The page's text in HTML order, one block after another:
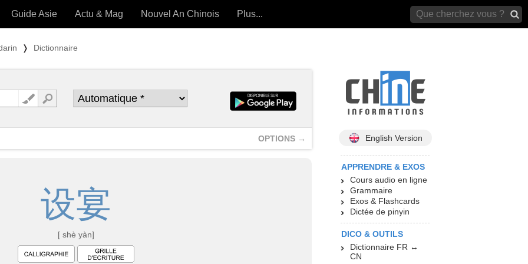
OUTILS) »
Guide Asie Actu & Mag Nouvel An Chinois Plus...
❭ Dictionnaire
OPTIONS →
设宴
[ shè yàn]
English Version
APPRENDRE & EXOS
Cours audio en ligne
Grammaire
Exos & Flashcards
Dictée de pinyin
DICO & OUTILS
Dictionnaire FR ↔
CN